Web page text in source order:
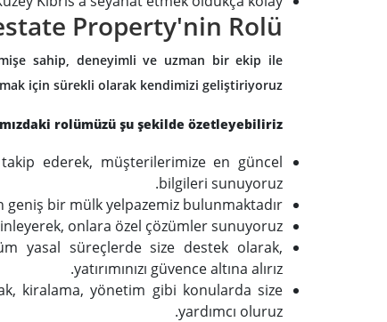
Property'nin Rolü
sahip, deneyimli ve uzman bir ekip ile
için sürekli olarak kendimizi geliştiriyoruz.
rolümüzü şu şekilde özetleyebiliriz:
takip ederek, müşterilerimize en güncel
bilgileri sunuyoruz.
bir mülk yelpazemiz bulunmaktadır.
onlara özel çözümler sunuyoruz.
yasal süreçlerde size destek olarak,
yatırımınızı güvence altına alırız.
kiralama, yönetim gibi konularda size
yardımcı oluruz.